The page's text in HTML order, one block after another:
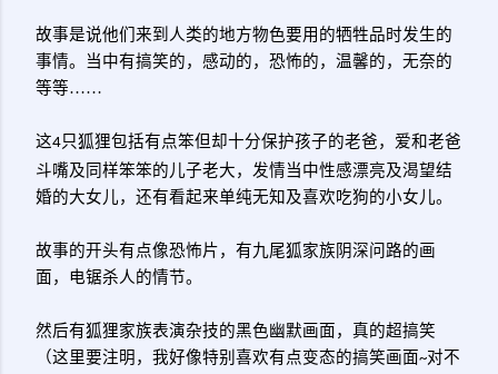
故事是说他们来到人类的地方物色要用的牺牲品时发生的
事情。当中有搞笑的，感动的，恐怖的，温馨的，无奈的
等等……
这4只狐狸包括有点笨但却十分保护孩子的老爸，爱和老爸
斗嘴及同样笨笨的儿子老大，发情当中性感漂亮及渴望结
婚的大女儿，还有看起来单纯无知及喜欢吃狗的小女儿。
故事的开头有点像恐怖片，有九尾狐家族阴深问路的画
面，电锯杀人的情节。
然后有狐狸家族表演杂技的黑色幽默画面，真的超搞笑
（这里要注明，我好像特别喜欢有点变态的搞笑画面~对不